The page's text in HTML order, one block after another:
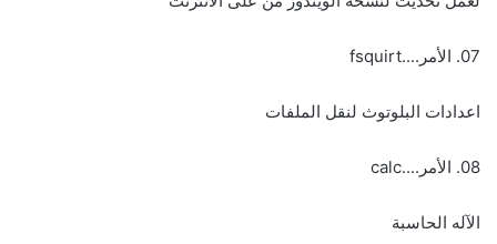
07. الأمر....fsquirt
اعدادات البلوتوث لنقل الملفات
08. الأمر....calc
الآله الحاسبة